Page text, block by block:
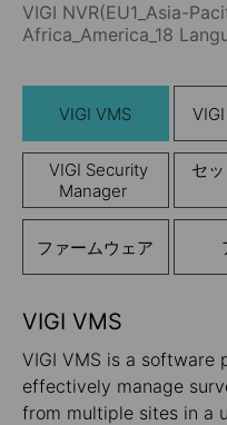
VIGI NVR(EU1_Asia-
Africa_America_18
VIGI VMS
VIGI Security
Manager
セ
ファームウェア
VIGI VMS
VIGI VMS is a software
effectively manage
from multiple sites in a